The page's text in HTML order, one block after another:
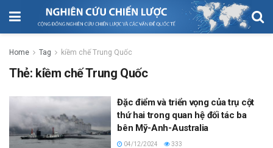
Home Tag kiềm chế Trung Quốc
Thẻ: kiềm chế Trung Quốc
Đặc điểm và triển vọng của trụ cột
thứ hai trong quan hệ đối tác ba
bên Mỹ-Anh-Australia
04/12/2024 333